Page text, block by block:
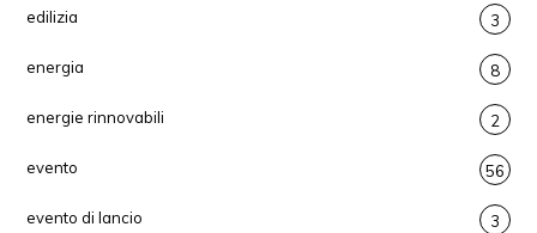
edilizia 3
energia 8
energie rinnovabili 2
evento 56
evento di lancio 3